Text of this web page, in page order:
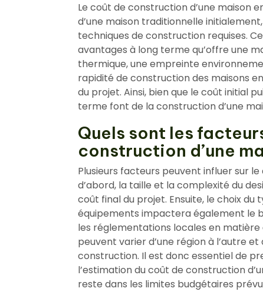
Le coût de construction d’une maison
d’une maison traditionnelle
techniques de construction requises.
avantages à long terme qu’offre une
thermique, une empreinte
rapidité de construction des maisons
du projet. Ainsi, bien que le coût initial
terme font de la construction d’une
Quels sont les
construction d’une
Plusieurs facteurs peuvent influer sur
d’abord, la taille et la complexité du
coût final du projet. Ensuite, le choix du
équipements impactera également le
les réglementations locales en
peuvent varier d’une région à l’autre
construction. Il est donc essentiel de
l’estimation du coût de construction
reste dans les limites budgétaires